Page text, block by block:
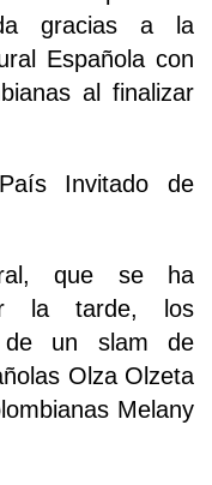
gracias a la
Española con
al finalizar
Invitado de
que se ha
la tarde, los
de un slam de
Olza Olzeta
Melany